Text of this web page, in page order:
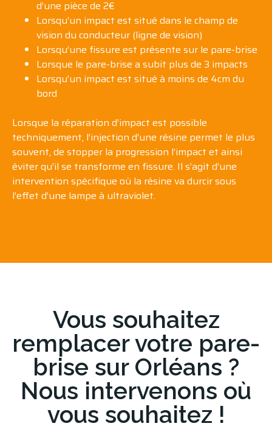
d’une pièce de 2€
Lorsqu’un impact est situé dans le champ de
vision du conducteur (ligne de vision)
Lorsqu’une fissure est présente sur le pare-brise
Lorsque le pare-brise a subit plus de 3 impacts
Lorsqu’un impact est situé à moins de 4cm du
bord
Lorsque la réparation d’impact est possible
techniquement, l’injection d’une résine permet le plus
souvent, de stopper la progression l’impact et ainsi
éviter qu’il se transforme en fissure. Il s’agit d’une
intervention spécifique où la résine va durcir sous
l’effet d’une lampe à ultraviolet.
Vous souhaitez
remplacer votre pare-
brise sur Orléans ?
Nous intervenons où
vous souhaitez !